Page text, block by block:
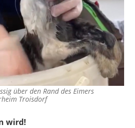
über den Rand des Eimers
Troisdorf
wird!